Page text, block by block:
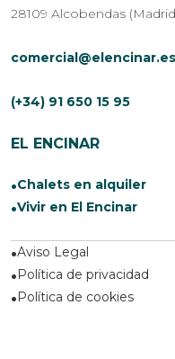
28109 Alcobendas
comercial@elencinar.es
(+34) 91 650 15 95
EL ENCINAR
Chalets en alquiler
Vivir en El Encinar
Aviso Legal
Política de privacidad
Política de cookies